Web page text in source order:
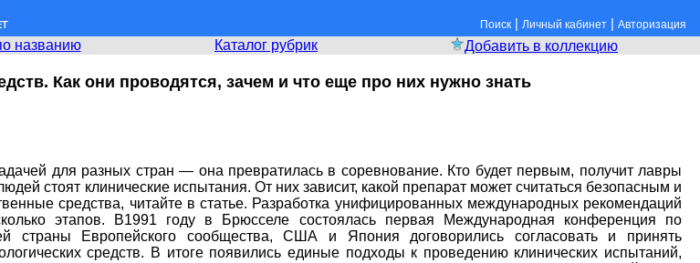
Поиск | Личный кабинет | Авторизация
названию Каталог рубрик Добавить в коллекцию
Как они проводятся, зачем и что еще про них нужно знать
для разных стран — она превратилась в соревнование. Кто будет первым, получит лавры
стоят клинические испытания. От них зависит, какой препарат может считаться безопасным и
средства, читайте в статье. Разработка унифицированных международных рекомендаций
этапов. В1991 году в Брюсселе состоялась первая Международная конференция по
страны Европейского сообщества, США и Япония договорились согласовать и принять
средств. В итоге появились единые подходы к проведению клинических испытаний,